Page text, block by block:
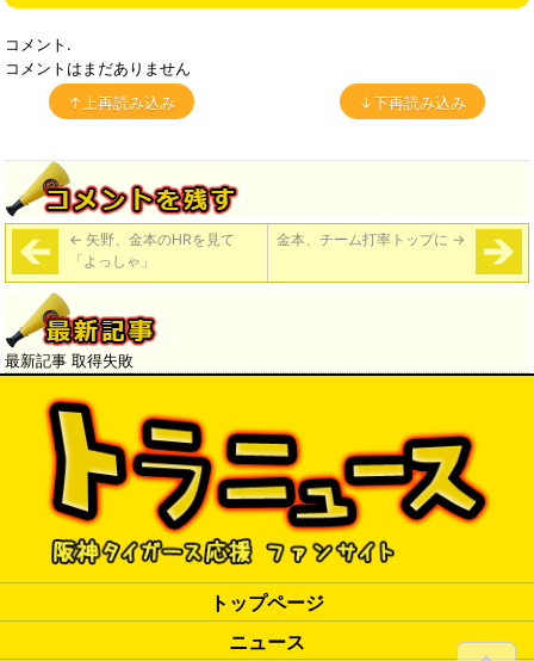
コメント.
コメントはまだありません
↑上再読み込み
↓下再読み込み
← 矢野、金本のHRを見て
「よっしゃ」
金本、チーム打率トップに →
最新記事 取得失敗
トップページ
ニュース